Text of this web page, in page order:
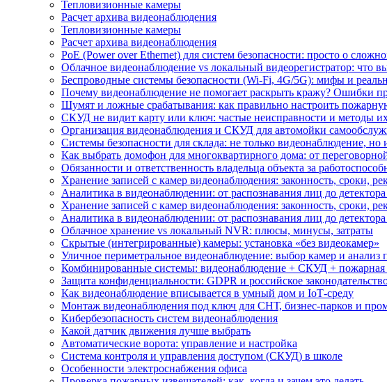
Тепловизионные камеры
Расчет архива видеонаблюдения
Тепловизионные камеры
Расчет архива видеонаблюдения
PoE (Power over Ethernet) для систем безопасности: просто о
Облачное видеонаблюдение vs локальный видеорегистратор: что
Беспроводные системы безопасности (Wi-Fi, 4G/5G): мифы и
Почему видеонаблюдение не помогает раскрыть кражу? Ошибки
Шумят и ложные срабатывания: как правильно настроить
СКУД не видит карту или ключ: частые неисправности и методы
Организация видеонаблюдения и СКУД для автомойки
Системы безопасности для склада: не только видеонаблюдение, но
Как выбрать домофон для многоквартирного дома: от
Обязанности и ответственность владельца объекта за
Хранение записей с камер видеонаблюдения: законность, сроки,
Аналитика в видеонаблюдении: от распознавания лиц до
Хранение записей с камер видеонаблюдения: законность, сроки,
Аналитика в видеонаблюдении: от распознавания лиц до
Облачное хранение vs локальный NVR: плюсы, минусы, затраты
Скрытые (интегрированные) камеры: установка «без видеокамер»
Уличное периметральное видеонаблюдение: выбор камер и анализ
Комбинированные системы: видеонаблюдение + СКУД + пожарная
Защита конфиденциальности: GDPR и российское
Как видеонаблюдение вписывается в умный дом и IoT‑среду
Монтаж видеонаблюдения под ключ для СНТ, бизнес‑парков и
Кибербезопасность систем видеонаблюдения
Какой датчик движения лучше выбрать
Автоматические ворота: управление и настройка
Система контроля и управления доступом (СКУД) в школе
Особенности электроснабжения офиса